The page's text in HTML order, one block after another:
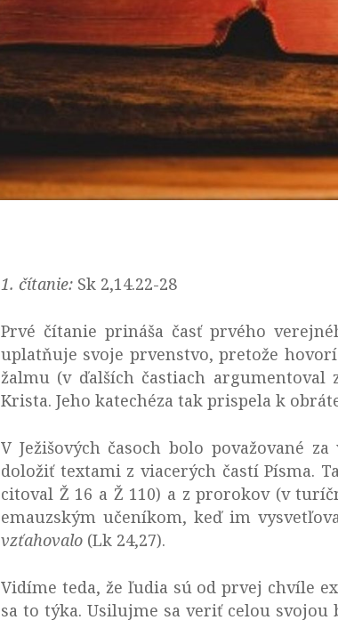
1. čítanie: Sk 2,14.22-28
Prvé čítanie prináša časť prvého
uplatňuje svoje prvenstvo, pretože
žalmu (v ďalších častiach argumentoval
Krista. Jeho katechéza tak prispela k
V Ježišových časoch bolo považované
doložiť textami z viacerých častí Písma.
citoval Ž 16 a Ž 110) a z prorokov (v
emauzským učeníkom, keď im
vzťahovalo (Lk 24,27).
Vidíme teda, že ľudia sú od prvej chvíle
sa to týka. Usilujme sa veriť celou svojou